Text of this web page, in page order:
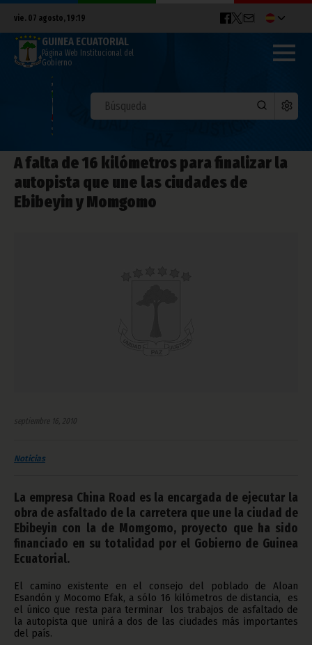
vie. 07 agosto, 19:19
GUINEA ECUATORIAL
Página Web Institucional del
Gobierno
A falta de 16 kilómetros para finalizar la
autopista que une las ciudades de
Ebibeyin y Momgomo
septiembre 16, 2010
Noticias
La empresa China Road es la encargada de ejecutar la
obra de asfaltado de la carretera que une la ciudad de
Ebibeyin con la de Momgomo, proyecto que ha sido
financiado en su totalidad por el Gobierno de Guinea
Ecuatorial.
El camino existente en el consejo del poblado de Aloan
Esandón y Mocomo Efak, a sólo 16 kilómetros de distancia, es
el único que resta para terminar los trabajos de asfaltado de
la autopista que unirá a dos de las ciudades más importantes
del país.